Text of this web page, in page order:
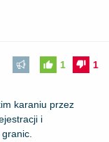
1
1
karaniu przez
i